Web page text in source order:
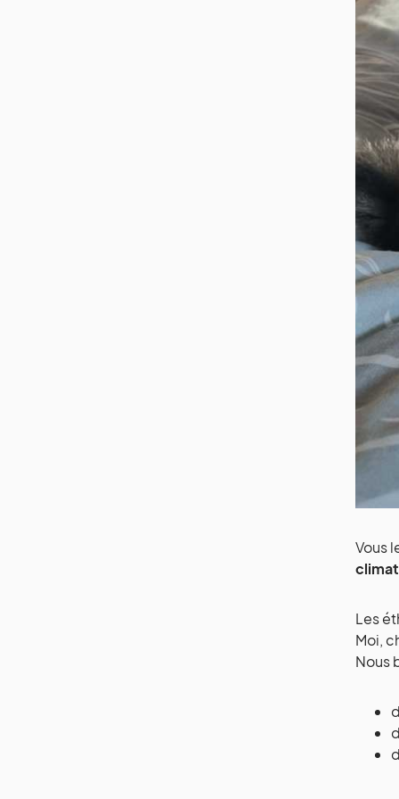
Vous
Les
Moi,
Nous